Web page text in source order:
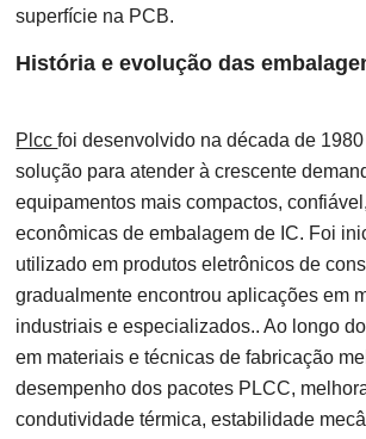
superfície na PCB.
História e evolução das
Plccfoi desenvolvido na década de
solução para atender à crescente
equipamentos mais compactos,
econômicas de embalagem de IC. Foi
utilizado em produtos eletrônicos de
gradualmente encontrou aplicações em
industriais e especializados.. Ao longo
em materiais e técnicas de fabricação
desempenho dos pacotes PLCC,
condutividade térmica, estabilidade